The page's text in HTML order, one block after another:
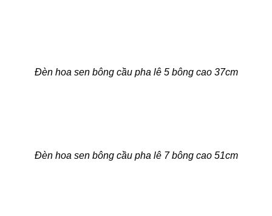
Đèn hoa sen bông cầu pha lê 5 bông cao 37cm
Đèn hoa sen bông cầu pha lê 7 bông cao 51cm